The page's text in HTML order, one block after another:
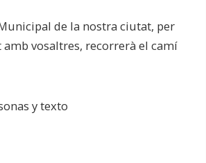
de la nostra ciutat, per
vosaltres, recorrerà el camí